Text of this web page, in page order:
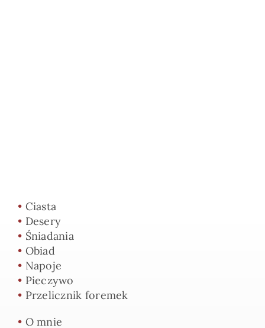
• Ciasta
• Desery
• Śniadania
• Obiad
• Napoje
• Pieczywo
• Przelicznik foremek
• O mnie